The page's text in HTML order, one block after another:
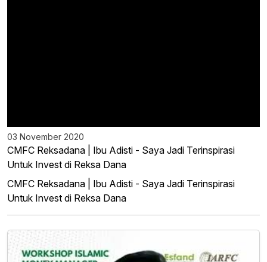
03 November 2020
CMFC Reksadana | Ibu Adisti - Saya Jadi Terinspirasi
Untuk Invest di Reksa Dana
CMFC Reksadana | Ibu Adisti - Saya Jadi Terinspirasi
Untuk Invest di Reksa Dana